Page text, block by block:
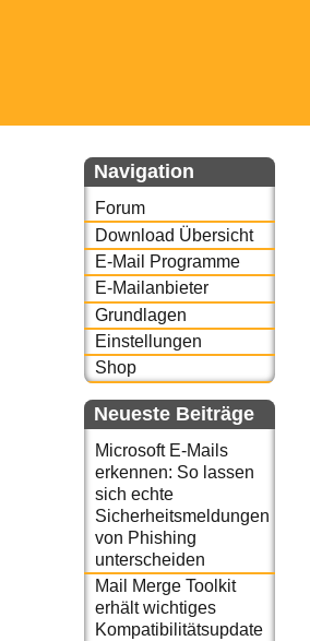
Navigation
Forum
Download Übersicht
E-Mail Programme
E-Mailanbieter
Grundlagen
Einstellungen
Shop
Neueste Beiträge
Microsoft E-Mails
erkennen: So lassen
sich echte
Sicherheitsmeldungen
von Phishing
unterscheiden
Mail Merge Toolkit
erhält wichtiges
Kompatibilitätsupdate
Newsletter
Email für Sie
oder auch